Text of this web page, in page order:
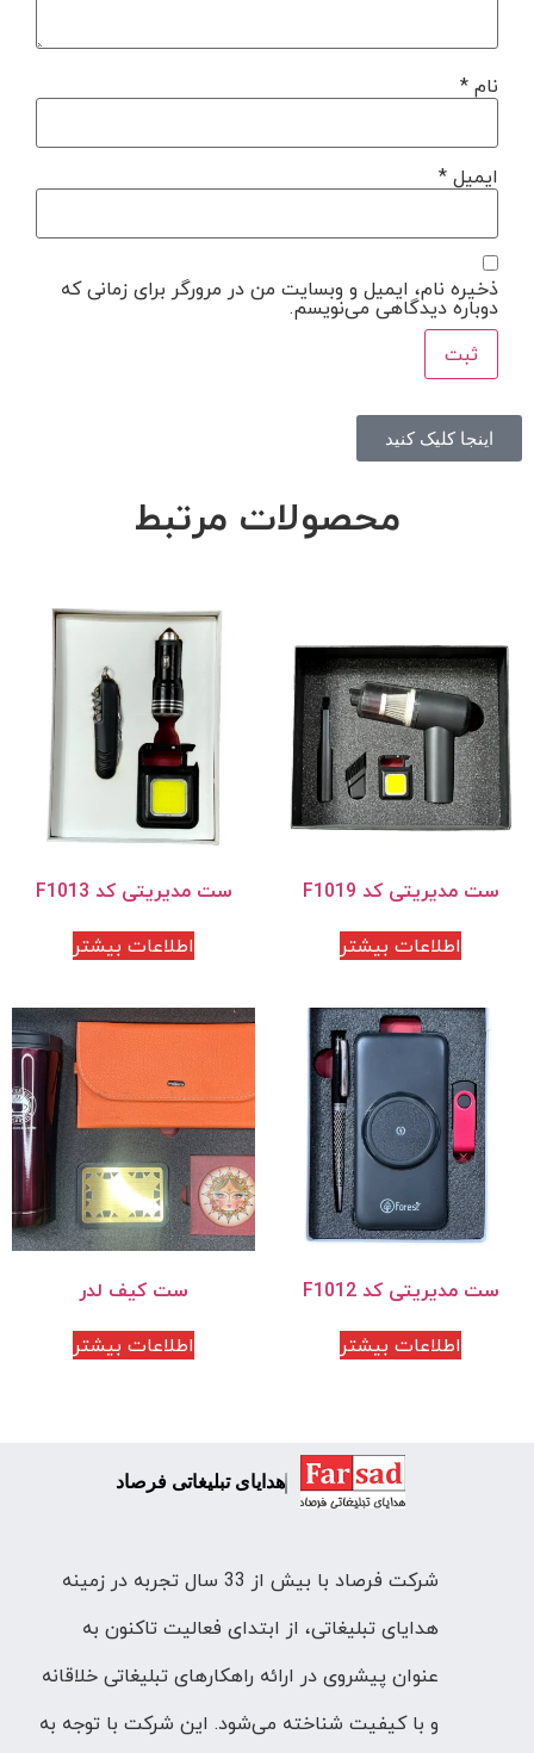
نام*
ایمیل*
ذخیره نام، ایمیل و وبسایت من در مرورگر برای زمانی که
دوباره دیدگاهی می‌نویسم.
اینجا کلیک کنید
محصولات مرتبط
ست مدیریتی کد F1019
اطلاعات بیشتر
ست مدیریتی کد F1013
اطلاعات بیشتر
ست مدیریتی کد F1012
اطلاعات بیشتر
ست کیف لدر
اطلاعات بیشتر
هدایای تبلیغاتی فرصاد
شرکت فرصاد با بیش از 33 سال تجربه در زمینه
هدایای تبلیغاتی، از ابتدای فعالیت تاکنون به
عنوان پیشروی در ارائه راهکارهای تبلیغاتی خلاقانه
و با کیفیت شناخته می‌شود. این شرکت با توجه به